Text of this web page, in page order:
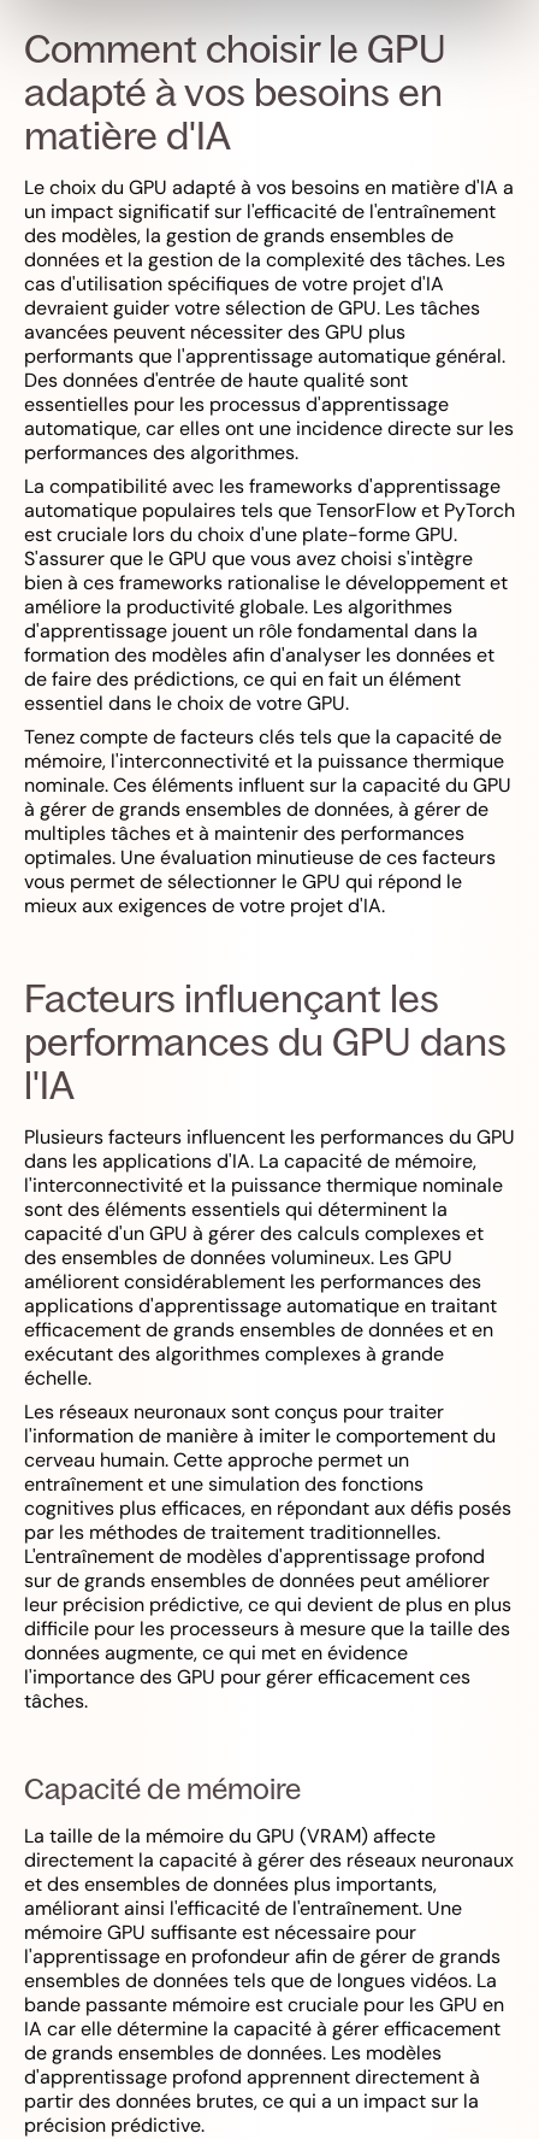
Comment choisir le GPU
adapté à vos besoins en
matière d'IA
Le choix du GPU adapté à vos besoins en matière d'IA a
un impact significatif sur l'efficacité de l'entraînement
des modèles, la gestion de grands ensembles de
données et la gestion de la complexité des tâches. Les
cas d'utilisation spécifiques de votre projet d'IA
devraient guider votre sélection de GPU. Les tâches
avancées peuvent nécessiter des GPU plus
performants que l'apprentissage automatique général.
Des données d'entrée de haute qualité sont
essentielles pour les processus d'apprentissage
automatique, car elles ont une incidence directe sur les
performances des algorithmes.
La compatibilité avec les frameworks d'apprentissage
automatique populaires tels que TensorFlow et PyTorch
est cruciale lors du choix d'une plate-forme GPU.
S'assurer que le GPU que vous avez choisi s'intègre
bien à ces frameworks rationalise le développement et
améliore la productivité globale. Les algorithmes
d'apprentissage jouent un rôle fondamental dans la
formation des modèles afin d'analyser les données et
de faire des prédictions, ce qui en fait un élément
essentiel dans le choix de votre GPU.
Tenez compte de facteurs clés tels que la capacité de
mémoire, l'interconnectivité et la puissance thermique
nominale. Ces éléments influent sur la capacité du GPU
à gérer de grands ensembles de données, à gérer de
multiples tâches et à maintenir des performances
optimales. Une évaluation minutieuse de ces facteurs
vous permet de sélectionner le GPU qui répond le
mieux aux exigences de votre projet d'IA.
Facteurs influençant les
performances du GPU dans
l'IA
Plusieurs facteurs influencent les performances du GPU
dans les applications d'IA. La capacité de mémoire,
l'interconnectivité et la puissance thermique nominale
sont des éléments essentiels qui déterminent la
capacité d'un GPU à gérer des calculs complexes et
des ensembles de données volumineux. Les GPU
améliorent considérablement les performances des
applications d'apprentissage automatique en traitant
efficacement de grands ensembles de données et en
exécutant des algorithmes complexes à grande
échelle.
Les réseaux neuronaux sont conçus pour traiter
l'information de manière à imiter le comportement du
cerveau humain. Cette approche permet un
entraînement et une simulation des fonctions
cognitives plus efficaces, en répondant aux défis posés
par les méthodes de traitement traditionnelles.
L'entraînement de modèles d'apprentissage profond
sur de grands ensembles de données peut améliorer
leur précision prédictive, ce qui devient de plus en plus
difficile pour les processeurs à mesure que la taille des
données augmente, ce qui met en évidence
l'importance des GPU pour gérer efficacement ces
tâches.
Capacité de mémoire
La taille de la mémoire du GPU (VRAM) affecte
directement la capacité à gérer des réseaux neuronaux
et des ensembles de données plus importants,
améliorant ainsi l'efficacité de l'entraînement. Une
mémoire GPU suffisante est nécessaire pour
l'apprentissage en profondeur afin de gérer de grands
ensembles de données tels que de longues vidéos. La
bande passante mémoire est cruciale pour les GPU en
IA car elle détermine la capacité à gérer efficacement
de grands ensembles de données. Les modèles
d'apprentissage profond apprennent directement à
partir des données brutes, ce qui a un impact sur la
précision prédictive.